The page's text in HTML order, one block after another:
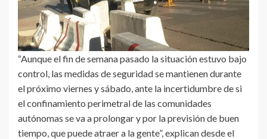
“Aunque el fin de semana pasado la situación estuvo bajo
control, las medidas de seguridad se mantienen durante
el próximo viernes y sábado, ante la incertidumbre de si
el confinamiento perimetral de las comunidades
autónomas se va a prolongar y por la previsión de buen
tiempo, que puede atraer a la gente”, explican desde el